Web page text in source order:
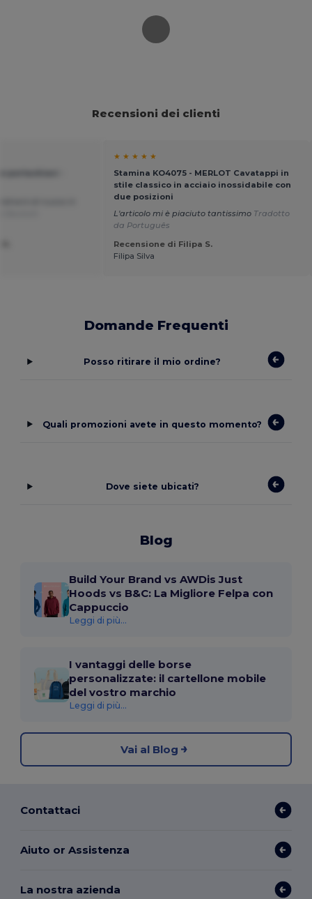
Recensioni dei clienti
★ ★ ★ ★ ★
Stamina KO4075 - MERLOT Cavatappi in
stile classico in acciaio inossidabile con
due posizioni
L'articolo mi è piaciuto tantissimo Tradotto
da Português
Recensione di Filipa S.
Filipa Silva
Domande Frequenti
Posso ritirare il mio ordine?
Quali promozioni avete in questo momento?
Dove siete ubicati?
Blog
Build Your Brand vs AWDis Just
Hoods vs B&C: La Migliore Felpa con
Cappuccio
Leggi di più...
I vantaggi delle borse
personalizzate: il cartellone mobile
del vostro marchio
Leggi di più...
Vai al Blog
Contattaci
Aiuto or Assistenza
La nostra azienda